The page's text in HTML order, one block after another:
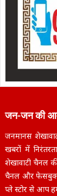
जन-जन की
जनमानस
खबरों में
शेखावाटी चैनल
चैनल और फेसबुक
प्ले स्टोर से आप